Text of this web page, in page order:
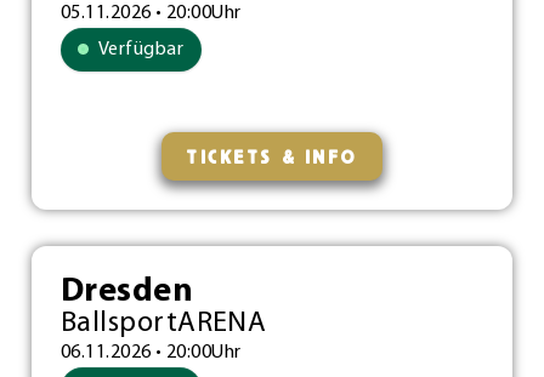
05.11.2026 • 20:00Uhr
Verfügbar
TICKETS & INFO
Dresden
BallsportARENA
06.11.2026 • 20:00Uhr